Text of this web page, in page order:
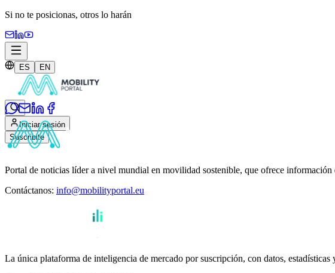
Si no te posicionas, otros lo harán
ES EN
Iniciar sesión
Suscribite
Portal de noticias líder a nivel mundial en movilidad sostenible, que ofrece
Contáctanos: info@mobilityportal.eu
La única plataforma de inteligencia de mercado por suscripción, con datos,